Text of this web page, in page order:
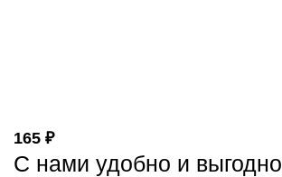
165 ₽
С нами удобно и выгодно